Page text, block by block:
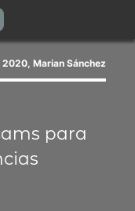
Marian Sánchez
para